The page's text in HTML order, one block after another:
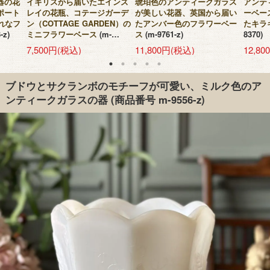
ート
なフ
z)
レイの花瓶、コテージガーデ
ン（COTTAGE GARDEN）の
ミニフラワーベース (m-
10402-z)
7,500円(税込)
が美しい花器、英国から届い
たアンバー色のフラワーベー
ス (m-9761-z)
11,800円(税込)
ーベー
たキラ
8370)
ブドウとサクランボのモチーフが可愛い、ミルク色のア
ンティークガラスの器(商品番号 m-9556-z)